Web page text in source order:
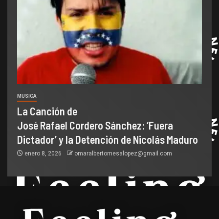
MUSICA
La Canción de
José Rafael Cordero Sánchez: ‘Fuera
Dictador’ y la Detención de Nicolás Maduro
enero 8, 2026 omaralbertomesalopez@gmail.com